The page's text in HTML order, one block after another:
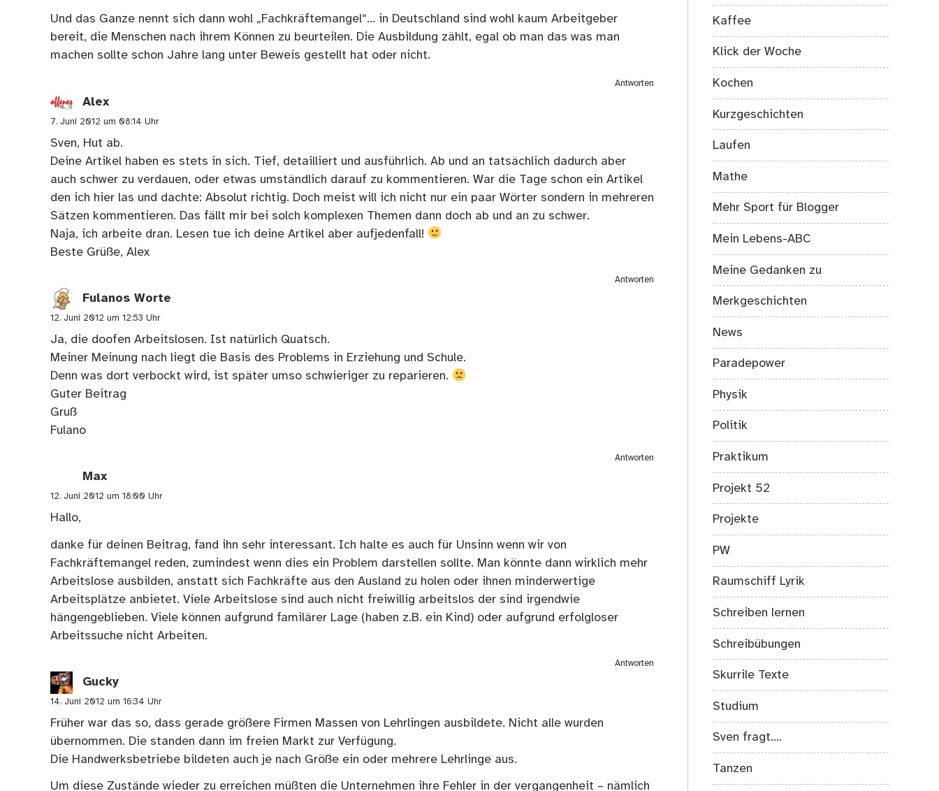
Und das Ganze nennt sich dann wohl „Fachkräftemangel“… in Deutschland sind wohl kaum Arbeitgeber
bereit, die Menschen nach ihrem Können zu beurteilen. Die Ausbildung zählt, egal ob man das was man
machen sollte schon Jahre lang unter Beweis gestellt hat oder nicht.
Antworten
Alex
7. Juni 2012 um 08:14 Uhr
Sven, Hut ab.
Deine Artikel haben es stets in sich. Tief, detailliert und ausführlich. Ab und an tatsächlich dadurch aber
auch schwer zu verdauen, oder etwas umständlich darauf zu kommentieren. War die Tage schon ein Artikel
den ich hier las und dachte: Absolut richtig. Doch meist will ich nicht nur ein paar Wörter sondern in mehreren
Sätzen kommentieren. Das fällt mir bei solch komplexen Themen dann doch ab und an zu schwer.
Naja, ich arbeite dran. Lesen tue ich deine Artikel aber aufjedenfall!
Beste Grüße, Alex
Antworten
Fulanos Worte
12. Juni 2012 um 12:53 Uhr
Ja, die doofen Arbeitslosen. Ist natürlich Quatsch.
Meiner Meinung nach liegt die Basis des Problems in Erziehung und Schule.
Denn was dort verbockt wird, ist später umso schwieriger zu reparieren.
Guter Beitrag
Gruß
Fulano
Antworten
Max
12. Juni 2012 um 18:00 Uhr
Hallo,
danke für deinen Beitrag, fand ihn sehr interessant. Ich halte es auch für Unsinn wenn wir von
Fachkräftemangel reden, zumindest wenn dies ein Problem darstellen sollte. Man könnte dann wirklich mehr
Arbeitslose ausbilden, anstatt sich Fachkräfte aus den Ausland zu holen oder ihnen minderwertige
Arbeitsplätze anbietet. Viele Arbeitslose sind auch nicht freiwillig arbeitslos der sind irgendwie
hängengeblieben. Viele können aufgrund familärer Lage (haben z.B. ein Kind) oder aufgrund erfolgloser
Arbeitssuche nicht Arbeiten.
Antworten
Gucky
14. Juni 2012 um 16:34 Uhr
Früher war das so, dass gerade größere Firmen Massen von Lehrlingen ausbildete. Nicht alle wurden
übernommen. Die standen dann im freien Markt zur Verfügung.
Die Handwerksbetriebe bildeten auch je nach Größe ein oder mehrere Lehrlinge aus.
Um diese Zustände wieder zu erreichen müßten die Unternehmen ihre Fehler in der vergangenheit – nämlich
Kaffee
Klick der Woche
Kochen
Kurzgeschichten
Laufen
Mathe
Mehr Sport für Blogger
Mein Lebens-ABC
Meine Gedanken zu
Merkgeschichten
News
Paradepower
Physik
Politik
Praktikum
Projekt 52
Projekte
PW
Raumschiff Lyrik
Schreiben lernen
Schreibübungen
Skurrile Texte
Studium
Sven fragt….
Tanzen